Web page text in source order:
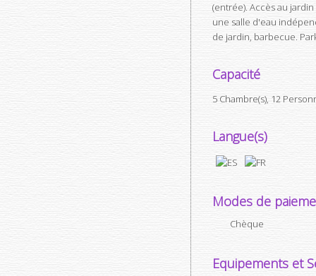
(entrée). Accès au
une salle d'eau
de jardin, barbecue.
Capacité
5 Chambre(s), 12
Langue(s)
Modes de
Chèque
Equipements et